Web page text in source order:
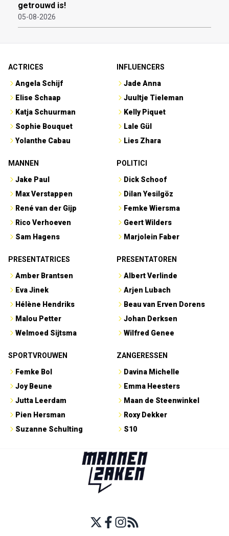
getrouwd is!
05-08-2026
ACTRICES
Angela Schijf
Elise Schaap
Katja Schuurman
Sophie Bouquet
Yolanthe Cabau
INFLUENCERS
Jade Anna
Juultje Tieleman
Kelly Piquet
Lale Gül
Lies Zhara
MANNEN
Jake Paul
Max Verstappen
René van der Gijp
Rico Verhoeven
Sam Hagens
POLITICI
Dick Schoof
Dilan Yesilgöz
Femke Wiersma
Geert Wilders
Marjolein Faber
PRESENTATRICES
Amber Brantsen
Eva Jinek
Hélène Hendriks
Malou Petter
Welmoed Sijtsma
PRESENTATOREN
Albert Verlinde
Arjen Lubach
Beau van Erven Dorens
Johan Derksen
Wilfred Genee
SPORTVROUWEN
Femke Bol
Joy Beune
Jutta Leerdam
Pien Hersman
Suzanne Schulting
ZANGERESSEN
Davina Michelle
Emma Heesters
Maan de Steenwinkel
Roxy Dekker
S10